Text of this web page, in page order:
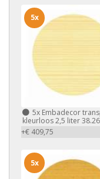
5x Embadecor
kleurloos 2,5 liter
+€ 409,75
5x
5x